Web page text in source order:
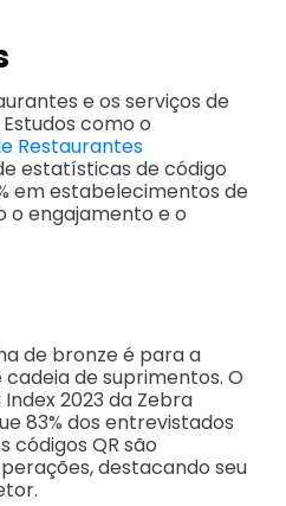
e os serviços de
como o
Restaurantes
estatísticas de código
em estabelecimentos de
o engajamento e o
de bronze é para a
de suprimentos. O
2023 da Zebra
83% dos entrevistados
códigos QR são
destacando seu